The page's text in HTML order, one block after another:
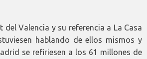
del Valencia y su referencia a La Casa
hablando de ellos mismos y
se refiriesen a los 61 millones de